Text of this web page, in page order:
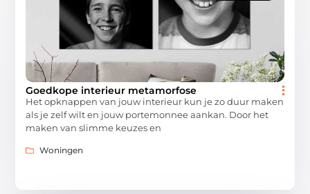
Goedkope interieur metamorfose
Het opknappen van jouw interieur kun je zo duur maken
als je zelf wilt en jouw portemonnee aankan. Door het
maken van slimme keuzes en
Woningen